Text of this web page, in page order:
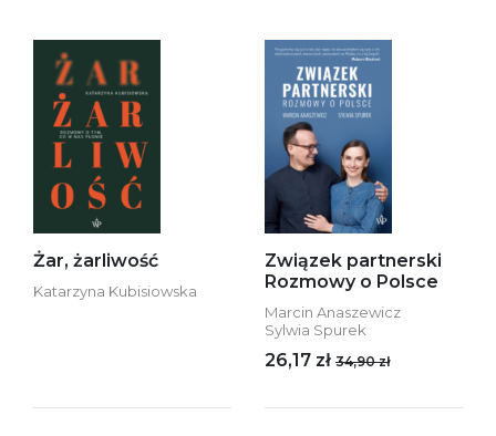
Żar, żarliwość
Katarzyna Kubisiowska
Związek partnerski
Rozmowy o Polsce
Marcin Anaszewicz
Sylwia Spurek
26,17 zł 34,90 zł